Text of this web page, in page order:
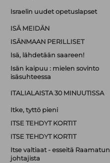
Israelin uudet opetuslapset
ISÄ MEIDÄN
ISÄNMAAN PERILLISET
Isä, lähdetään saareen!
Isän kaipuu : mielen sovinto
isäsuhteessa
ITALIALAISTA 30 MINUUTISSA
Itke, tyttö pieni
ITSE TEHDYT KORTIT
ITSE TEHDYT KORTIT
Itse valtiaat - esseitä Raamatun
johtajista